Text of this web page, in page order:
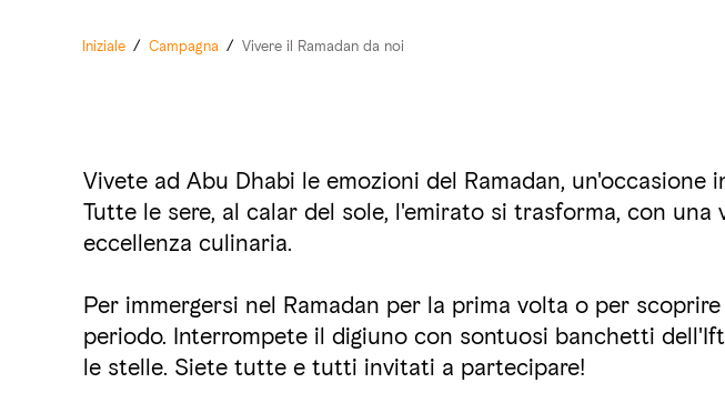
Iniziale / Campagna / Vivere il Ramadan da noi
Vivete ad Abu Dhabi le emozioni del Ramadan,
Tutte le sere, al calar del sole, l'emirato si trasforma, con
eccellenza culinaria.
Per immergersi nel Ramadan per la prima volta o per
periodo. Interrompete il digiuno con sontuosi banchetti
le stelle. Siete tutte e tutti invitati a partecipare!